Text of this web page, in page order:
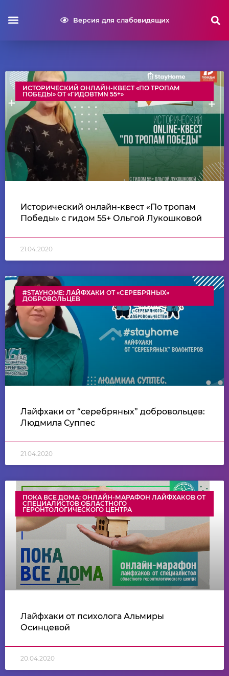
Версия для слабовидящих
ИСТОРИЧЕСКИЙ ОНЛАЙН-КВЕСТ «ПО ТРОПАМ
ПОБЕДЫ» ОТ «ГИДОВTMN 55+»
Исторический онлайн-квест «По тропам
Победы» с гидом 55+ Ольгой Лукошковой
21.04.2020
#STAYHOME: ЛАЙФХАКИ ОТ «СЕРЕБРЯНЫХ»
ДОБРОВОЛЬЦЕВ
Лайфхаки от “серебряных” добровольцев:
Людмила Суппес
21.04.2020
ПОКА ВСЕ ДОМА: ОНЛАЙН-МАРАФОН ЛАЙФХАКОВ ОТ
СПЕЦИАЛИСТОВ ОБЛАСТНОГО
ГЕРОНТОЛОГИЧЕСКОГО ЦЕНТРА
Лайфхаки от психолога Альмиры
Осинцевой
20.04.2020